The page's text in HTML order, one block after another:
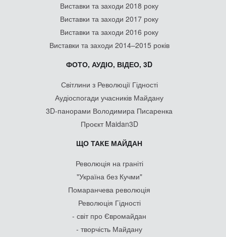
Виставки та заходи 2018 року
Виставки та заходи 2017 року
Виставки та заходи 2016 року
Виставки та заходи 2014–2015 років
ФОТО, АУДІО, ВІДЕО, 3D
Світлини з Революції Гідності
Аудіоспогади учасників Майдану
3D-панорами Володимира Писаренка
Проєкт Maidan3D
ЩО ТАКЕ МАЙДАН
Революція на граніті
"Україна без Кучми"
Помаранчева революція
Революція Гідності
- світ про Євромайдан
- творчість Майдану